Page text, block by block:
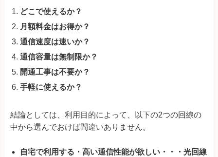
どこで使えるか？
月額料金はお得か？
通信速度は速いか？
通信容量は無制限か？
開通工事は不要か？
手軽に使えるか？
結論としては、利用目的によって、以下の2つの回線の
中から選んでおけば間違いありません。
自宅で利用する・高い通信性能が欲しい・・・光回線